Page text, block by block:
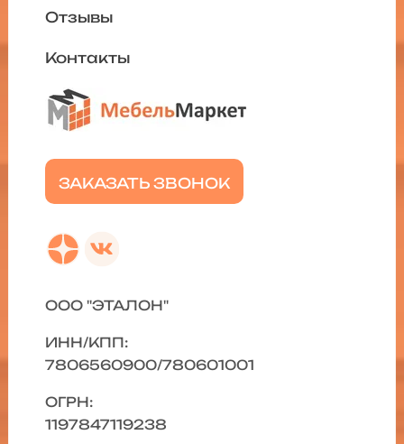
ЗАКАЗАТЬ ЗВОНОК
Отзывы
Контакты
ООО "ЭТАЛОН"
ИНН/КПП:
7806560900/780601001
ОГРН:
1197847119238